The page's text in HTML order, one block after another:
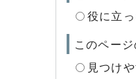
役に立っ
このペー
見つけ